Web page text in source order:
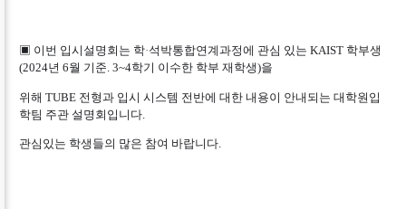
▣ 이번 입시설명회는 학·석박통합연계과정에 관심 있는 KAIST 학부생
(2024년 6월 기준. 3~4학기 이수한 학부 재학생)을
위해TUBE 전형과 입시 시스템 전반에 대한 내용이 안내되는 대학원입
학팀 주관 설명회입니다.
관심있는 학생들의 많은 참여 바랍니다.